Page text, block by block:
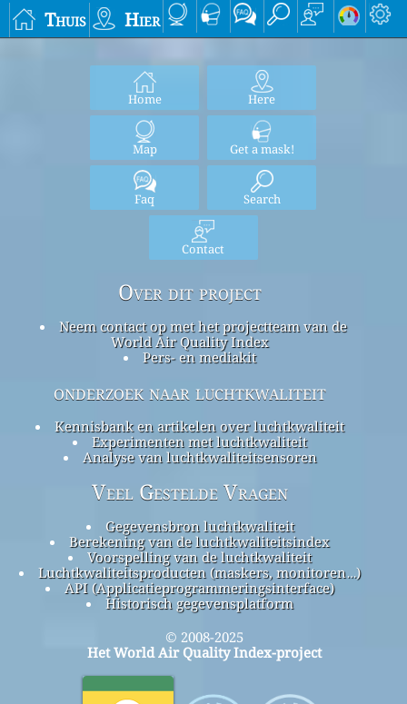
Thuis Hier
Home Here
Map Get a mask!
Faq Search
Contact
Over dit project
Neem contact op met het projectteam van de
World Air Quality Index
Pers- en mediakit
onderzoek naar luchtkwaliteit
Kennisbank en artikelen over luchtkwaliteit
Experimenten met luchtkwaliteit
Analyse van luchtkwaliteitsensoren
Veel Gestelde Vragen
Gegevensbron luchtkwaliteit
Berekening van de luchtkwaliteitsindex
Voorspelling van de luchtkwaliteit
Luchtkwaliteitsproducten (maskers, monitoren…)
API (Applicatieprogrammeringsinterface)
Historisch gegevensplatform
© 2008-2025
Het World Air Quality Index-project